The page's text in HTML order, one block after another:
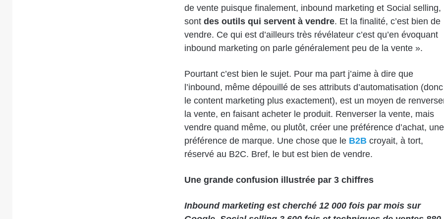
de vente puisque finalement, inbound marketing et Social selling,
sont des outils qui servent à vendre. Et la finalité, c’est bien de
vendre. Ce qui est d’ailleurs très révélateur c’est qu’en évoquant
inbound marketing on parle généralement peu de la vente ».
Pourtant c’est bien le sujet. Pour ma part j’aime à dire que
l’inbound, même dépouillé de ses attributs d’automatisation (donc
le content marketing plus exactement), est un moyen de
la vente, en faisant acheter le produit. Renverser la vente, mais
vendre quand même, ou plutôt, créer une préférence d’achat, une
préférence de marque. Une chose que le B2Bcroyait, à tort,
réservé au B2C. Bref, le but est bien de vendre.
Une grande confusion illustrée par 3 chiffres
Inbound marketing est cherché 12 000 fois par mois sur